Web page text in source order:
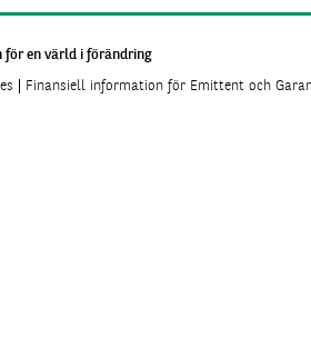
för en värld i förändring
Finansiell information för Emittent och